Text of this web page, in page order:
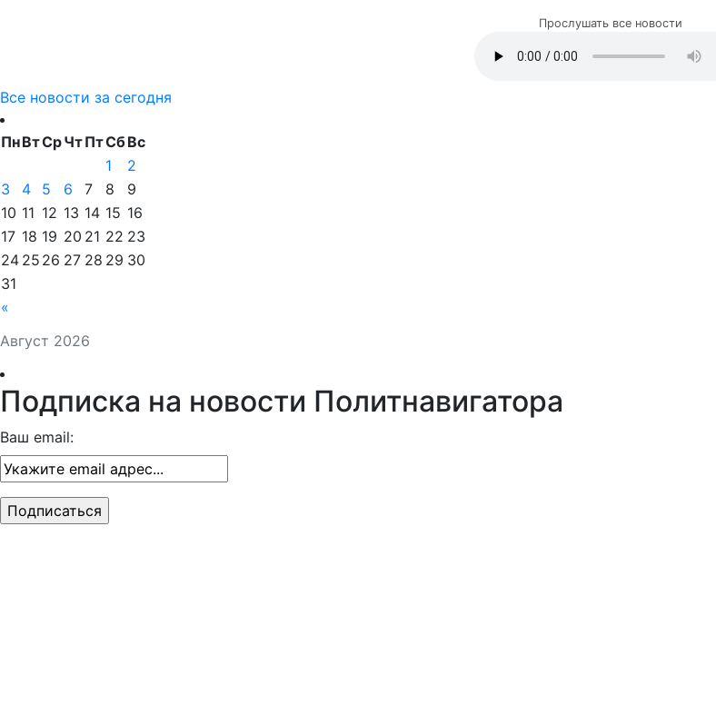
Прослушать все новости
Все новости за сегодня
Август 2026
ПнВтСрЧтПтСбВс
«
1
2
3
4 5 6 7 8
9
10 11 12 13 14 15 16
17 18 19 20 21 22 23
24 25 26 27 28 29 30
31
Подписка на новости Политнавигатора
Ваш email: